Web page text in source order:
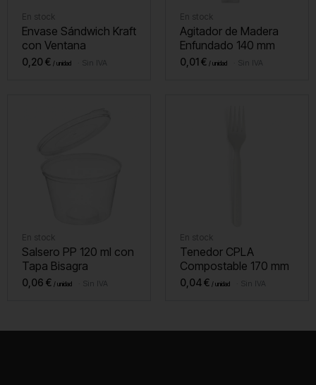
En stock
Envase Sándwich Kraft
con Ventana
0,20 € Sin IVA
En stock
Agitador de Madera
Enfundado 140 mm
0,01€ Sin IVA
En stock
Salsero PP 120 ml con
Tapa Bisagra
0,06 € Sin IVA
En stock
Tenedor CPLA
Compostable 170 mm
0,04€ Sin IVA